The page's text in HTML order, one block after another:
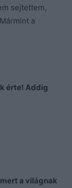
sejtettem,
a
érte! Addig
a világnak